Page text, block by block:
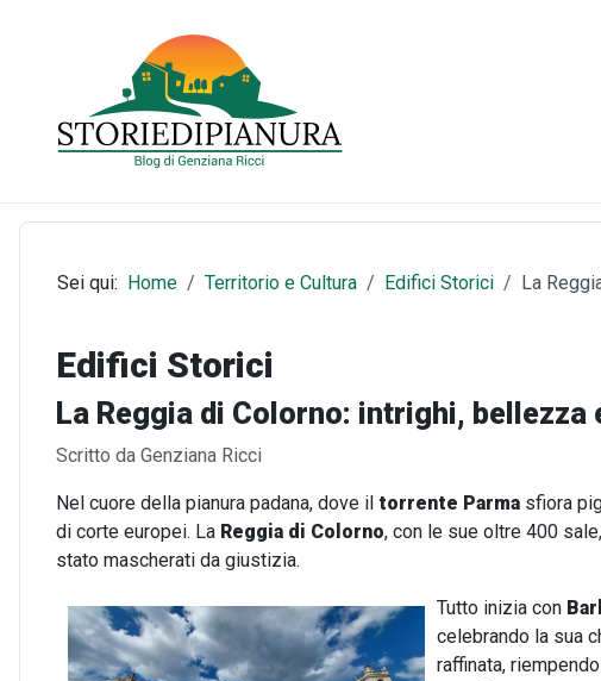
Sei qui: Home Territorio e Cultura Edifici Storici La
Edifici Storici
La Reggia di Colorno: intrighi, bellezza
Dettagli
Scritto da Genziana Ricci
Nel cuore della pianura padana, dove il torrente Parma sfiora
di corte europei. La Reggia di Colorno, con le sue oltre 400
stato mascherati da giustizia.
Tutto inizia con
celebrando la sua
raffinata,